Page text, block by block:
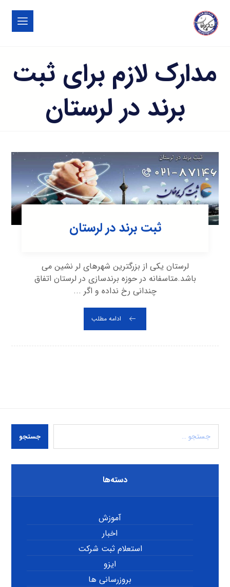
مدارک لازم برای ثبت
برند در لرستان
ثبت برند در لرستان
لرستان یکی از بزرگترین شهرهای لر نشین می
باشد.متاسفانه در حوزه‌ برندسازی در لرستان اتفاق
چندانی رخ نداده و اگر ...
ادامه مطلب
جستجو
دسته‌ها
آموزش
اخبار
استعلام ثبت شرکت
ایزو
بروزرسانی ها